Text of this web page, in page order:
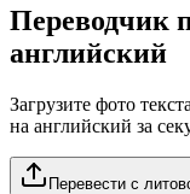
Переводчик
английский
Загрузите фото
на английский за
Перевести с